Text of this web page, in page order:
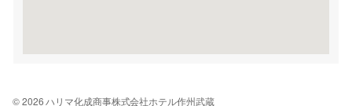
© 2026 ハリマ化成商事株式会社ホテル作州武蔵